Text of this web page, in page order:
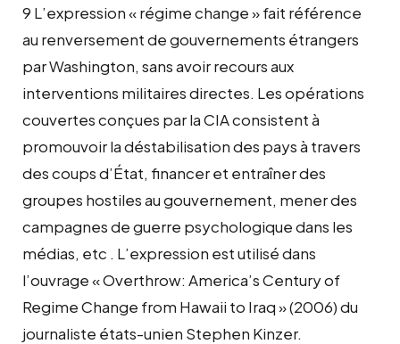
9 L’expression « régime change » fait référence
au renversement de gouvernements étrangers
par Washington, sans avoir recours aux
interventions militaires directes. Les opérations
couvertes conçues par la CIA consistent à
promouvoir la déstabilisation des pays à travers
des coups d’État, financer et entraîner des
groupes hostiles au gouvernement, mener des
campagnes de guerre psychologique dans les
médias, etc . L’expression est utilisé dans
l’ouvrage « Overthrow: America’s Century of
Regime Change from Hawaii to Iraq » (2006) du
journaliste états-unien Stephen Kinzer.